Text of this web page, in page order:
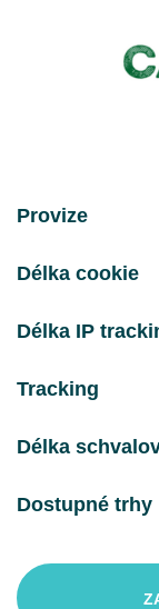
Provize
Délka cookie
Délka IP
Tracking
Délka
Dostupné trhy